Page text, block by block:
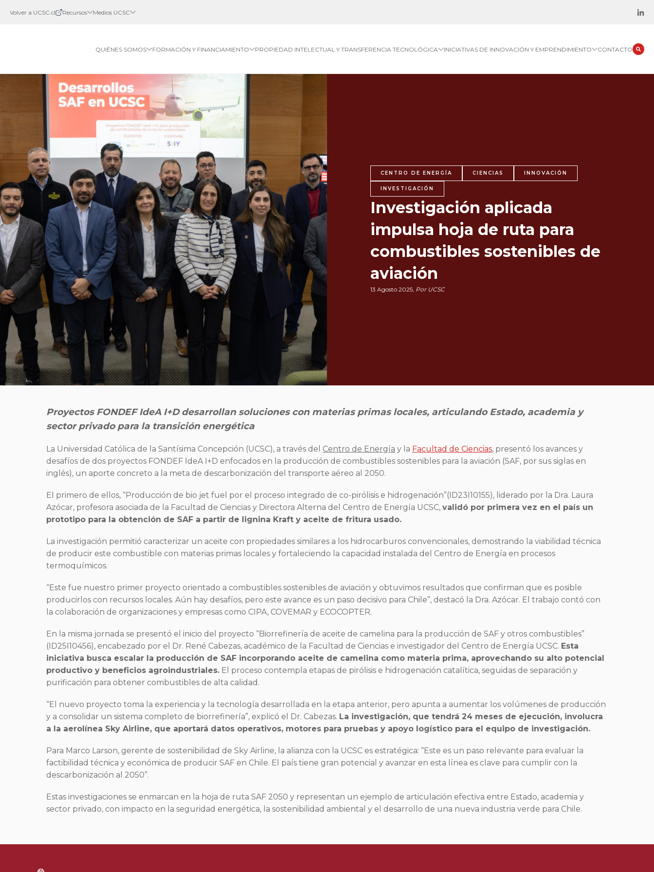
Volver a UCSC.cl Recursos Medios UCSC
QUIÉNES SOMOS FORMACIÓN Y FINANCIAMIENTO PROPIEDAD INTELECTUAL Y TRANSFERENCIA TECNOLÓGICA INICIATIVAS DE INNOVACIÓN Y EMPRENDIMIENTO CONTACTO
CENTRO DE ENERGÍA CIENCIAS INNOVACIÓN
INVESTIGACIÓN
Investigación aplicada
impulsa hoja de ruta para
combustibles sostenibles de
aviación
13 Agosto 2025, Por UCSC
Proyectos FONDEF IdeA I+D desarrollan soluciones con materias primas locales, articulando Estado, academia y
sector privado para la transición energética
La Universidad Católica de la Santísima Concepción (UCSC), a través del Centro de Energía y la Facultad de Ciencias, presentó los avances y
desafíos de dos proyectos FONDEF IdeA I+D enfocados en la producción de combustibles sostenibles para la aviación (SAF, por sus siglas en
inglés), un aporte concreto a la meta de descarbonización del transporte aéreo al 2050.
El primero de ellos, “Producción de bio jet fuel por el proceso integrado de co-pirólisis e hidrogenación”(ID23I10155), liderado por la Dra. Laura
Azócar, profesora asociada de la Facultad de Ciencias y Directora Alterna del Centro de Energía UCSC, validó por primera vez en el país un
prototipo para la obtención de SAF a partir de lignina Kraft y aceite de fritura usado.
La investigación permitió caracterizar un aceite con propiedades similares a los hidrocarburos convencionales, demostrando la viabilidad técnica
de producir este combustible con materias primas locales y fortaleciendo la capacidad instalada del Centro de Energía en procesos
termoquímicos.
“Este fue nuestro primer proyecto orientado a combustibles sostenibles de aviación y obtuvimos resultados que confirman que es posible
producirlos con recursos locales. Aún hay desafíos, pero este avance es un paso decisivo para Chile”, destacó la Dra. Azócar. El trabajo contó con
la colaboración de organizaciones y empresas como CIPA, COVEMAR y ECOCOPTER.
En la misma jornada se presentó el inicio del proyecto “Biorrefinería de aceite de camelina para la producción de SAF y otros combustibles”
(ID25I10456), encabezado por el Dr. René Cabezas, académico de la Facultad de Ciencias e investigador del Centro de Energía UCSC. Esta
iniciativa busca escalar la producción de SAF incorporando aceite de camelina como materia prima, aprovechando su alto potencial
productivo y beneficios agroindustriales. El proceso contempla etapas de pirólisis e hidrogenación catalítica, seguidas de separación y
purificación para obtener combustibles de alta calidad.
“El nuevo proyecto toma la experiencia y la tecnología desarrollada en la etapa anterior, pero apunta a aumentar los volúmenes de producción
y a consolidar un sistema completo de biorrefinería”, explicó el Dr. Cabezas. La investigación, que tendrá 24 meses de ejecución, involucra
a la aerolínea Sky Airline, que aportará datos operativos, motores para pruebas y apoyo logístico para el equipo de investigación.
Para Marco Larson, gerente de sostenibilidad de Sky Airline, la alianza con la UCSC es estratégica: “Este es un paso relevante para evaluar la
factibilidad técnica y económica de producir SAF en Chile. El país tiene gran potencial y avanzar en esta línea es clave para cumplir con la
descarbonización al 2050”.
Estas investigaciones se enmarcan en la hoja de ruta SAF 2050 y representan un ejemplo de articulación efectiva entre Estado, academia y
sector privado, con impacto en la seguridad energética, la sostenibilidad ambiental y el desarrollo de una nueva industria verde para Chile.